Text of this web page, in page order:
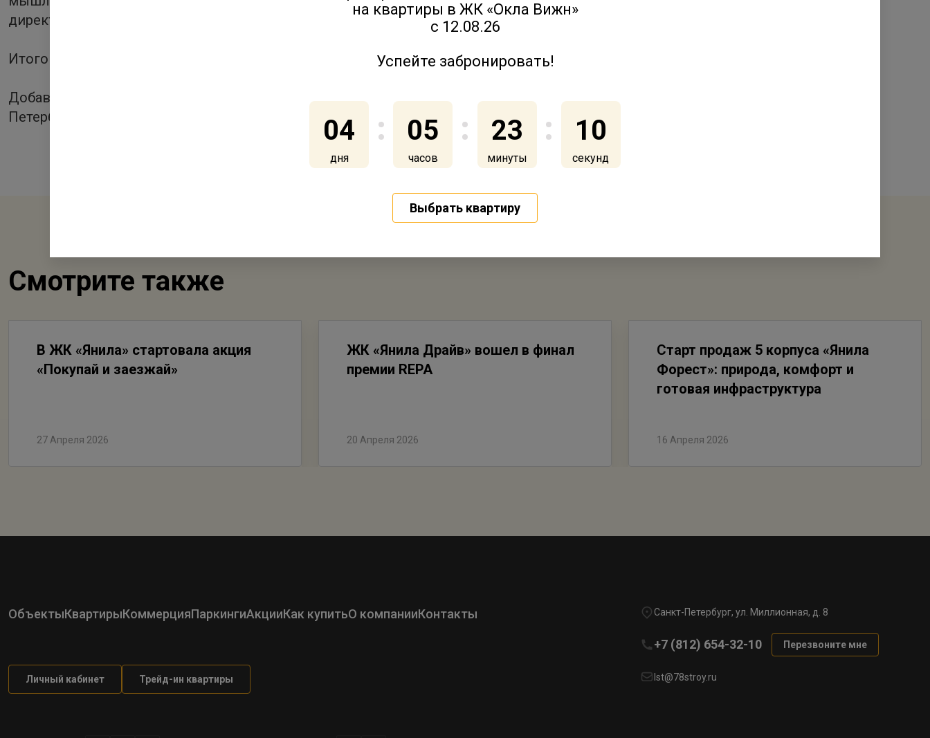
директор ЖИВИ Клуб (ГК «Ленстройтрест»).
Итогом «Школы добрососедства» станет проект-исследование, которым юным урбанистам предстоит защитить.
Добавим, что проект «Школа добрососедства» является обладателем городской премии «ТОП 25. Самые добрые люди
Петербурга».
Смотрите также
В ЖК «Янила» стартовала акция
«Покупай и заезжай»
27 Апреля 2026
ЖК «Янила Драйв» вошел в финал
премии REPA
20 Апреля 2026
Старт продаж 5 корпуса «Янила
Форест»: природа, комфорт и
готовая инфраструктура
16 Апреля 2026
ОбъектыКвартирыКоммерцияПаркингиАкцииКак купитьО компанииКонтакты
Личный кабинет Трейд-ин квартиры
Санкт-Петербург, ул. Миллионная, д. 8
+7 (812) 654-32-10 Перезвоните мне
lst@78stroy.ru
на квартиры в ЖК «Окла Вижн»
с 12.08.26
Успейте забронировать!
04
дня
05
часов
23
минуты
10
секунд
Выбрать квартиру